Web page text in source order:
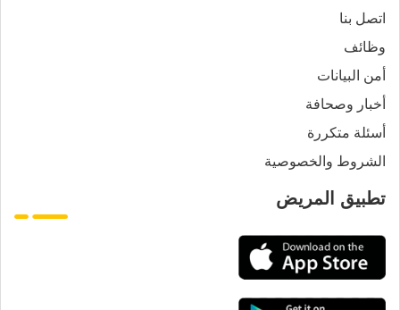
اتصل بنا
وظائف
أمن البيانات
أخبار وصحافة
أسئلة متكررة
الشروط والخصوصية
تطبيق المريض